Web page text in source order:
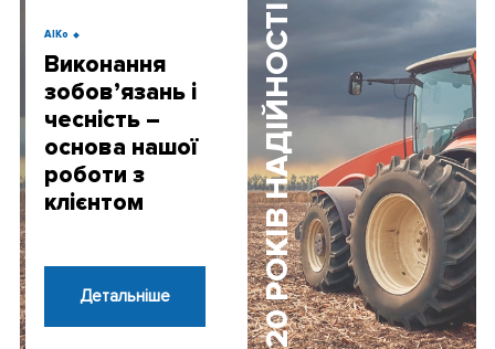
AIKo
Виконання
зобов’язань і
чесність –
основа нашої
роботи з
клієнтом
Детальнiше 20 РОКІВ НАДІЙНОСТІ